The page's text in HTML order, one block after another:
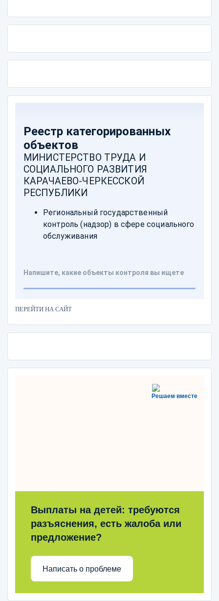
ПЕРЕЙТИ НА САЙТ
Решаем вместе
Выплаты на детей: требуются
разъяснения, есть жалоба или
предложение?
Написать о проблеме